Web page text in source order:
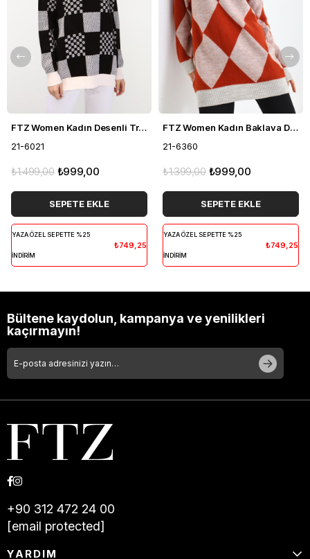
FTZ Women Kadın Desenli Triko Kazak Ekru 21-6021
21-6021
₺999,00
₺1.499,00
SEPETE EKLE
YAZA ÖZEL SEPETTE %25
İNDİRİM
₺749,25
FTZ Women Kadın Baklava Desen Degaje Yaka Kazak Taş 21-6360
21-6360
₺999,00
₺1.399,00
SEPETE EKLE
YAZA ÖZEL SEPETTE %25
İNDİRİM
₺749,25
Bültene kaydolun, kampanya ve yenilikleri
kaçırmayın!
+90 312 472 24 00
[email protected]
YARDIM